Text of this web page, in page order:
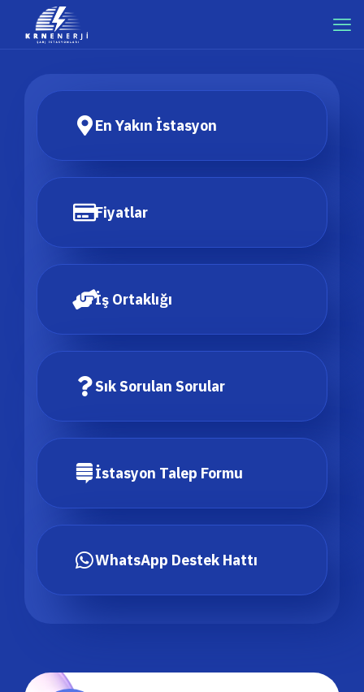
En Yakın İstasyon
Fiyatlar
İş Ortaklığı
Sık Sorulan Sorular
İstasyon Talep Formu
WhatsApp Destek Hattı